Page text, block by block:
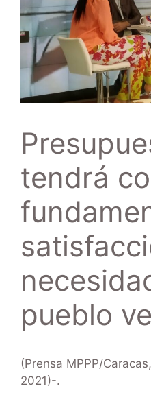
tendrá
pueblo
(Prensa MPPP/
2021)-.